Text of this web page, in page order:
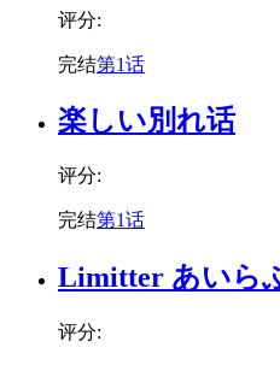
评分:
完结第1话
楽しい別れ话
评分:
完结第1话
Limitter あいら
评分: